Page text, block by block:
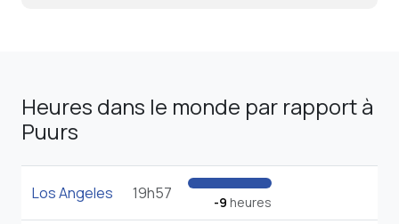
Heures dans le monde par rapport à
Puurs
Los Angeles 19h57 -9 heures